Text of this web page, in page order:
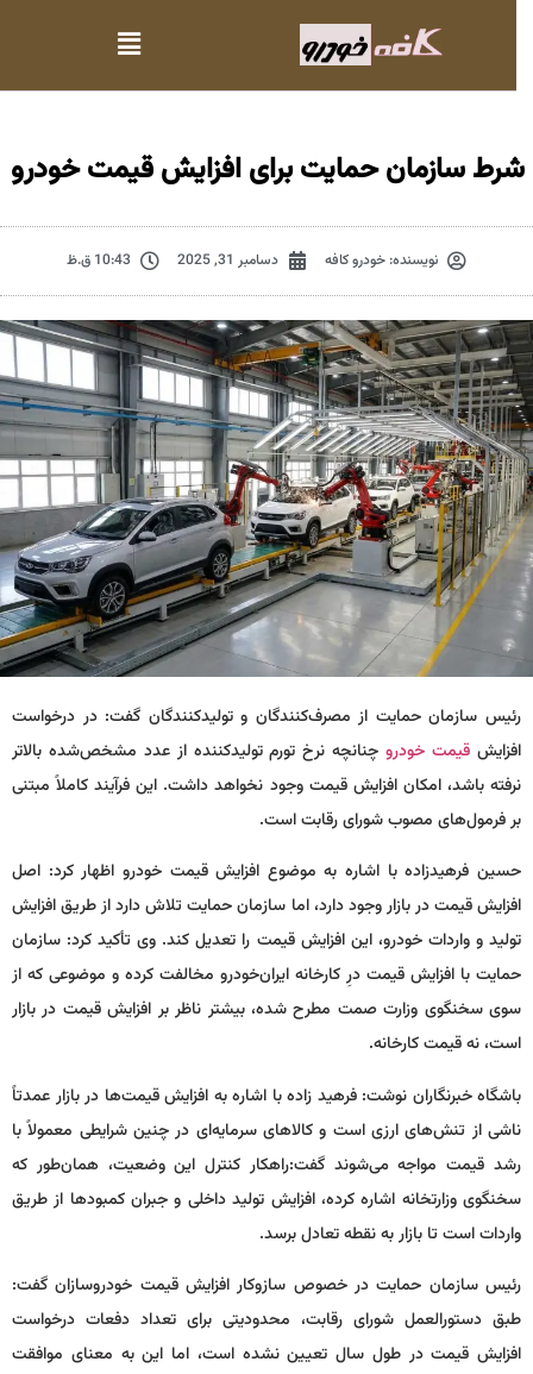
شرط سازمان حمایت برای افزایش قیمت خودرو
نویسنده:خودرو کافه دسامبر 31, 2025 10:43 ق.ظ
رئیس سازمان حمایت از مصرف‌کنندگان و تولیدکنندگان گفت: در درخواست
افزایشقیمت خودروچنانچه نرخ تورم تولیدکننده از عدد مشخص‌شده بالاتر
نرفته باشد، امکان افزایش قیمت وجود نخواهد داشت. این فرآیند کاملاً مبتنی
بر فرمول‌های مصوب شورای رقابت است.
حسین فرهیدزاده با اشاره به موضوع افزایش قیمت خودرو اظهار کرد: اصل
افزایش قیمت در بازار وجود دارد، اما سازمان حمایت تلاش دارد از طریق افزایش
تولید و واردات خودرو، این افزایش قیمت را تعدیل کند. وی تأکید کرد: سازمان
حمایت با افزایش قیمت درِ کارخانه ایران‌خودرو مخالفت کرده و موضوعی که از
سوی سخنگوی وزارت صمت مطرح شده، بیشتر ناظر بر افزایش قیمت در بازار
است، نه قیمت کارخانه.
باشگاه خبرنگاران نوشت: فرهید زاده با اشاره به افزایش قیمت‌ها در بازار عمدتاً
ناشی از تنش‌های ارزی است و کالاهای سرمایه‌ای در چنین شرایطی معمولاً با
رشد قیمت مواجه می‌شوند گفت:راهکار کنترل این وضعیت، همان‌طور که
سخنگوی وزارتخانه اشاره کرده، افزایش تولید داخلی و جبران کمبودها از طریق
واردات است تا بازار به نقطه تعادل برسد.
رئیس سازمان حمایت در خصوص سازوکار افزایش قیمت خودروسازان گفت:
طبق دستورالعمل شورای رقابت، محدودیتی برای تعداد دفعات درخواست
افزایش قیمت در طول سال تعیین نشده است، اما این به معنای موافقت